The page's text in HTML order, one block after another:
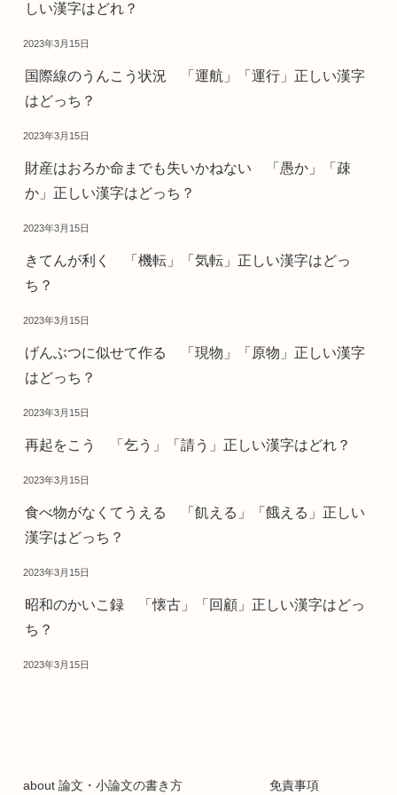
しい漢字はどれ？
2023年3月15日
国際線のうんこう状況 「運航」「運行」正しい漢字
はどっち？
2023年3月15日
財産はおろか命までも失いかねない 「愚か」「疎
か」正しい漢字はどっち？
2023年3月15日
きてんが利く 「機転」「気転」正しい漢字はどっ
ち？
2023年3月15日
げんぶつに似せて作る 「現物」「原物」正しい漢字
はどっち？
2023年3月15日
再起をこう 「乞う」「請う」正しい漢字はどれ？
2023年3月15日
食べ物がなくてうえる 「飢える」「餓える」正しい
漢字はどっち？
2023年3月15日
昭和のかいこ録 「懐古」「回顧」正しい漢字はどっ
ち？
2023年3月15日
about 論文・小論文の書き方 免責事項